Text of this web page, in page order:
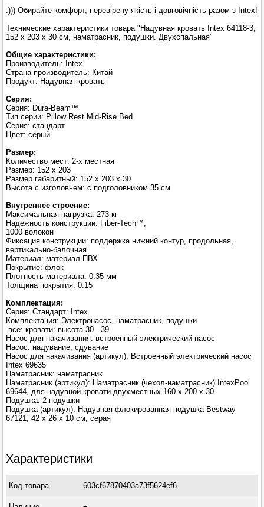
:))) Обирайте комфорт, перевірену якість і довговічність разом з Intex!
Технические характеристики товара "Надувная кровать Intex 64118-3,
152 х 203 х 30 см, наматрасник, подушки. Двухспальная"
Общие характеристики:
Производитель: Intex
Страна производитель: Китай
Продукт: Надувная кровать
Серия:
Серия: Dura-Beam™
Тип серии: Pillow Rest Mid-Rise Bed
Серия: стандарт
Цвет: серый
Размер:
Количество мест: 2-х местная
Размер: 152 х 203
Размер габаритный: 152 х 203 х 30
Высота с изголовьем: с подголовником 35 см
Внутреннее строение:
Максимальная нагрузка: 273 кг
Надежность конструкции: Fiber-Tech™;
1000 волокон
Фиксация конструкции: поддержка нижний контур, продольная,
вертикально-балочная
Материал: материал ПВХ
Покрытие: флок
Плотность материала: 0.35 мм
Толщина покрытия: 0.15
Комплектация:
Серия: Стандарт: Intex
Комплектация: Электронасос, наматрасник, подушки
все: кровати: высота 30 - 39
Насос для накачивания: встроенный электрический насос
Насос: надувание, сдувание
Насос для накачивания (артикул): Встроенный электрический насос
Intex 69635
Наматрасник: наматрасник
Наматрасник (артикул): Наматрасник (чехол-наматрасник) IntexPool
69644, для надувной кровати двухместных 160 х 200 х 30
Подушка: 2 подушки
Подушка (артикул): Надувная флокированная подушка Bestway
67121, 42 х 26 х 10 см, серая
Характеристики
Код товара 603cf67870403a73f5624ef6